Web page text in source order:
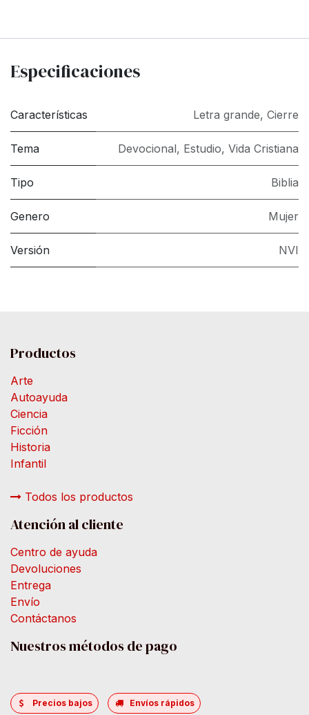
Especificaciones
Características Letra grande, Cierre
Tema Devocional, Estudio, Vida Cristiana
Tipo Biblia
Genero Mujer
Versión NVI
Productos
Arte
Autoayuda
Ciencia
Ficción
Historia
Infantil
Todos los productos
Atención al cliente
Centro de ayuda
Devoluciones
Entrega
Envío
Contáctanos
Nuestros métodos de pago
Precios bajos Envíos rápidos